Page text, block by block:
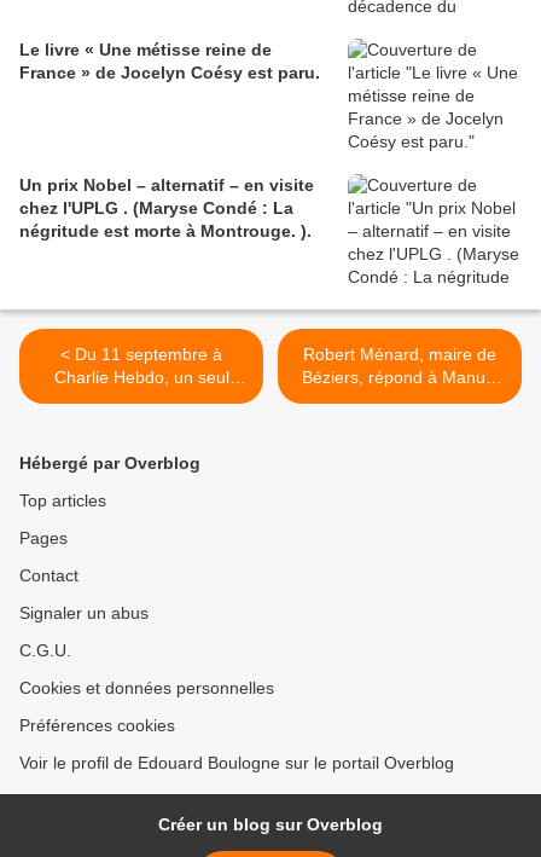
Le livre « Une métisse reine de
France » de Jocelyn Coésy est paru.
Un prix Nobel – alternatif – en visite
chez l'UPLG . (Maryse Condé : La
négritude est morte à Montrouge. ).
< Du 11 septembre à
Charlie Hebdo, un seul
coupable : l’islamophobie
Robert Ménard, maire de
Béziers, répond à Manuel
Valls, sur les problèmes de
Hébergé par Overblog
Top articles
Pages
Contact
Signaler un abus
C.G.U.
Cookies et données personnelles
Préférences cookies
Voir le profil de Edouard Boulogne sur le portail Overblog
Créer un blog sur Overblog